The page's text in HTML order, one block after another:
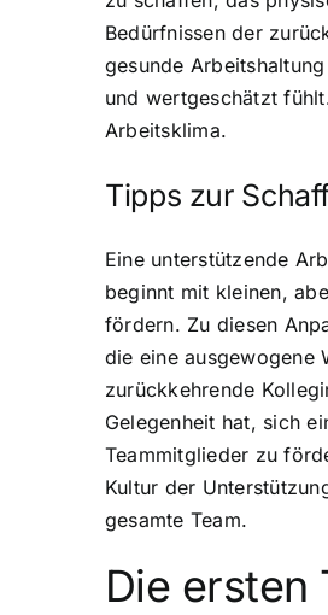
Bedürfnissen der
gesunde
und wertgeschätzt
Arbeitsklima.
Tipps zur
Eine unterstützende
beginnt mit kleinen,
fördern. Zu diesen
die eine ausgewogene
zurückkehrende
Gelegenheit hat, sich
Teammitglieder zu
Kultur der
gesamte Team.
Die ersten